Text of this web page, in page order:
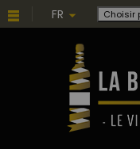
FR Choisir